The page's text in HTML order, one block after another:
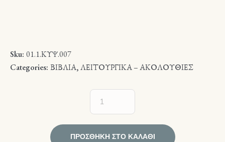
Sku: 01.1.ΚΥΨ.007
Categories: ΒΙΒΛΙΑ,ΛΕΙΤΟΥΡΓΙΚΑ – ΑΚΟΛΟΥΘΙΕΣ
ΠΡΟΣΘΉΚΗ ΣΤΟ ΚΑΛΆΘΙ